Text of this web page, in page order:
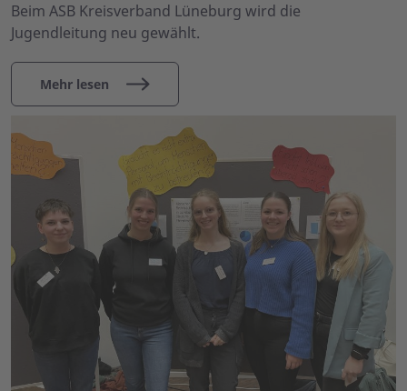
Beim ASB Kreisverband Lüneburg wird die
Jugendleitung neu gewählt.
Mehr lesen